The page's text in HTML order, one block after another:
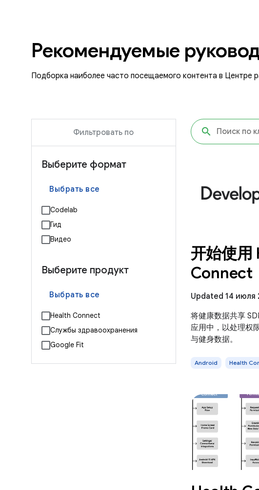
Рекомендуемые
Подборка наиболее часто посещаемого контента в Центре
Фильтровать по
Выберите формат
Выбрать все
Codelab
Гид
Видео
Выберите продукт
Выбрать все
Health Connect
Службы здравоохранения
Google Fit
开始使用
Connect
Updated 14 июля
将健康数据共享
应用中，以处理权
与健身数据。
Android Health